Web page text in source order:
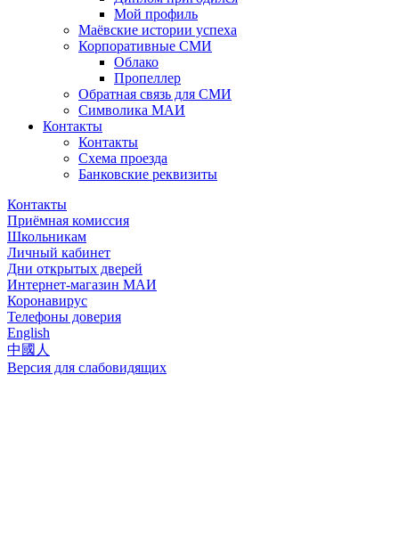
Мой профиль
Маёвские истории успеха
Корпоративные СМИ
Облако
Пропеллер
Обратная связь для СМИ
Символика МАИ
Контакты
Контакты
Схема проезда
Банковские реквизиты
Контакты
Приёмная комиссия
Школьникам
Личный кабинет
Дни открытых дверей
Интернет-магазин МАИ
Коронавирус
Телефоны доверия
English
中國人
Версия для слабовидящих